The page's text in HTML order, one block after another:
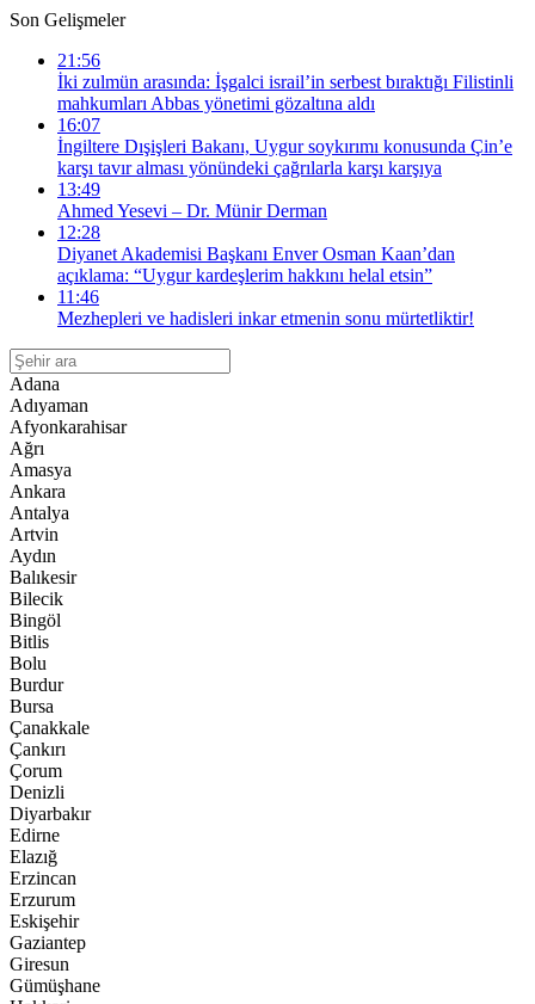
Son Gelişmeler
21:56
İki zulmün arasında: İşgalci israil’in serbest bıraktığı Filistinli
mahkumları Abbas yönetimi gözaltına aldı
16:07
İngiltere Dışişleri Bakanı, Uygur soykırımı konusunda Çin’e
karşı tavır alması yönündeki çağrılarla karşı karşıya
13:49
Ahmed Yesevi – Dr. Münir Derman
12:28
Diyanet Akademisi Başkanı Enver Osman Kaan’dan
açıklama: “Uygur kardeşlerim hakkını helal etsin”
11:46
Mezhepleri ve hadisleri inkar etmenin sonu mürtetliktir!
Adana
Adıyaman
Afyonkarahisar
Ağrı
Amasya
Ankara
Antalya
Artvin
Aydın
Balıkesir
Bilecik
Bingöl
Bitlis
Bolu
Burdur
Bursa
Çanakkale
Çankırı
Çorum
Denizli
Diyarbakır
Edirne
Elazığ
Erzincan
Erzurum
Eskişehir
Gaziantep
Giresun
Gümüşhane